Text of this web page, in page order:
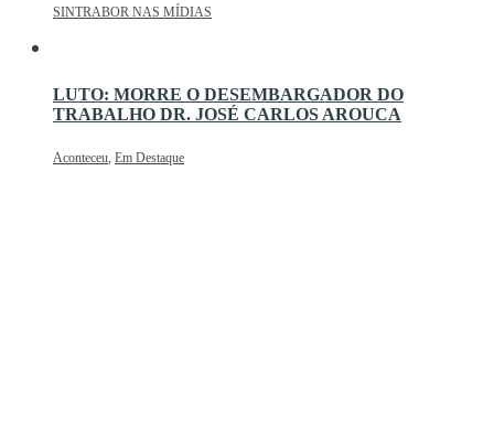
SINTRABOR NAS MÍDIAS
LUTO: MORRE O DESEMBARGADOR DO
TRABALHO DR. JOSÉ CARLOS AROUCA
Aconteceu, Em Destaque